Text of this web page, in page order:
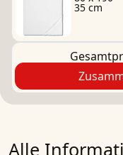
35 cm
Alle